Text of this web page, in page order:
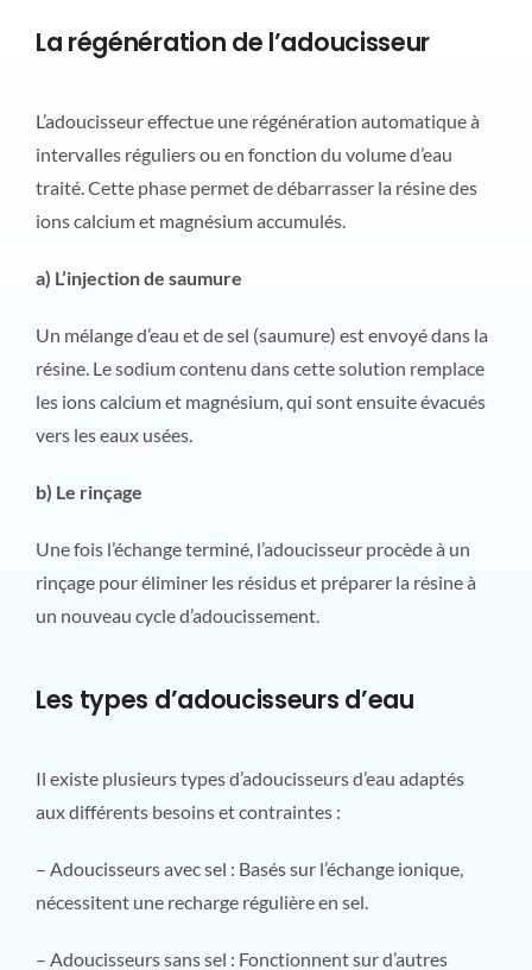
La régénération de l’adoucisseur
L’adoucisseur effectue une régénération automatique à
intervalles réguliers ou en fonction du volume d’eau
traité. Cette phase permet de débarrasser la résine des
ions calcium et magnésium accumulés.
a) L’injection de saumure
Un mélange d’eau et de sel (saumure) est envoyé dans la
résine. Le sodium contenu dans cette solution remplace
les ions calcium et magnésium, qui sont ensuite évacués
vers les eaux usées.
b) Le rinçage
Une fois l’échange terminé, l’adoucisseur procède à un
rinçage pour éliminer les résidus et préparer la résine à
un nouveau cycle d’adoucissement.
Les types d’adoucisseurs d’eau
Il existe plusieurs types d’adoucisseurs d’eau adaptés
aux différents besoins et contraintes :
– Adoucisseurs avec sel : Basés sur l’échange ionique,
nécessitent une recharge régulière en sel.
– Adoucisseurs sans sel : Fonctionnent sur d’autres